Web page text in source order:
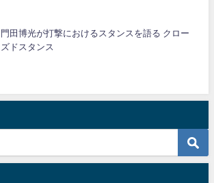
門田博光が打撃におけるスタンスを語る クロー
ズドスタンス